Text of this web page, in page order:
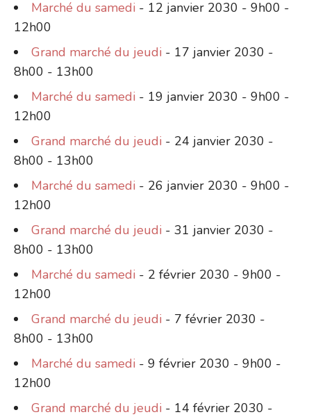
Marché du samedi - 12 janvier 2030 - 9h00 -
12h00
Grand marché du jeudi - 17 janvier 2030 -
8h00 - 13h00
Marché du samedi - 19 janvier 2030 - 9h00 -
12h00
Grand marché du jeudi - 24 janvier 2030 -
8h00 - 13h00
Marché du samedi - 26 janvier 2030 - 9h00 -
12h00
Grand marché du jeudi - 31 janvier 2030 -
8h00 - 13h00
Marché du samedi - 2 février 2030 - 9h00 -
12h00
Grand marché du jeudi - 7 février 2030 -
8h00 - 13h00
Marché du samedi - 9 février 2030 - 9h00 -
12h00
Grand marché du jeudi - 14 février 2030 -